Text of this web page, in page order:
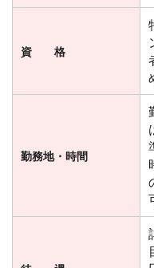
資 格
勤務地・時間